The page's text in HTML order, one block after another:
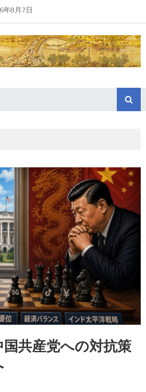
年8月7日
共産党への対抗策